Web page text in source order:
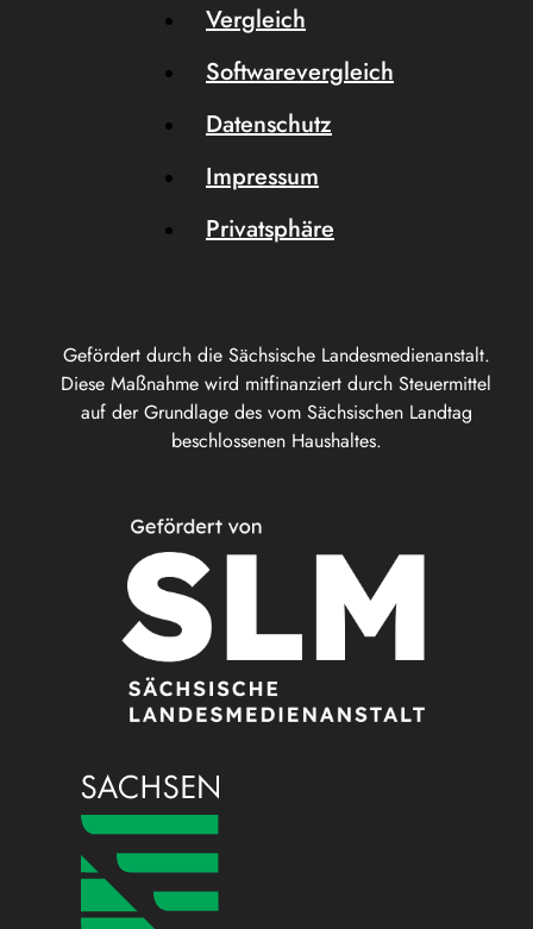
Gefördert durch die Sächsische Landesmedienanstalt.
Diese Maßnahme wird mitfinanziert durch Steuermittel
auf der Grundlage des vom Sächsischen Landtag
beschlossenen Haushaltes.
Vergleich
Softwarevergleich
Datenschutz
Impressum
Privatsphäre